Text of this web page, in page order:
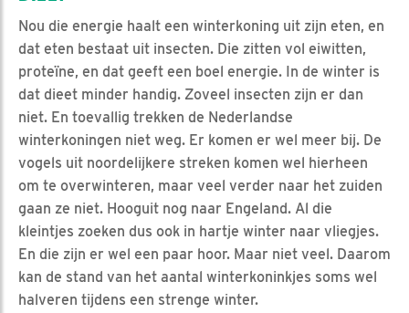
Nou die energie haalt een winterkoning uit zijn eten, en
dat eten bestaat uit insecten. Die zitten vol eiwitten,
proteïne, en dat geeft een boel energie. In de winter is
dat dieet minder handig. Zoveel insecten zijn er dan
niet. En toevallig trekken de Nederlandse
winterkoningen niet weg. Er komen er wel meer bij. De
vogels uit noordelijkere streken komen wel hierheen
om te overwinteren, maar veel verder naar het zuiden
gaan ze niet. Hooguit nog naar Engeland. Al die
kleintjes zoeken dus ook in hartje winter naar vliegjes.
En die zijn er wel een paar hoor. Maar niet veel. Daarom
kan de stand van het aantal winterkoninkjes soms wel
halveren tijdens een strenge winter.